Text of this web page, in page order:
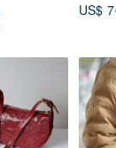
US$